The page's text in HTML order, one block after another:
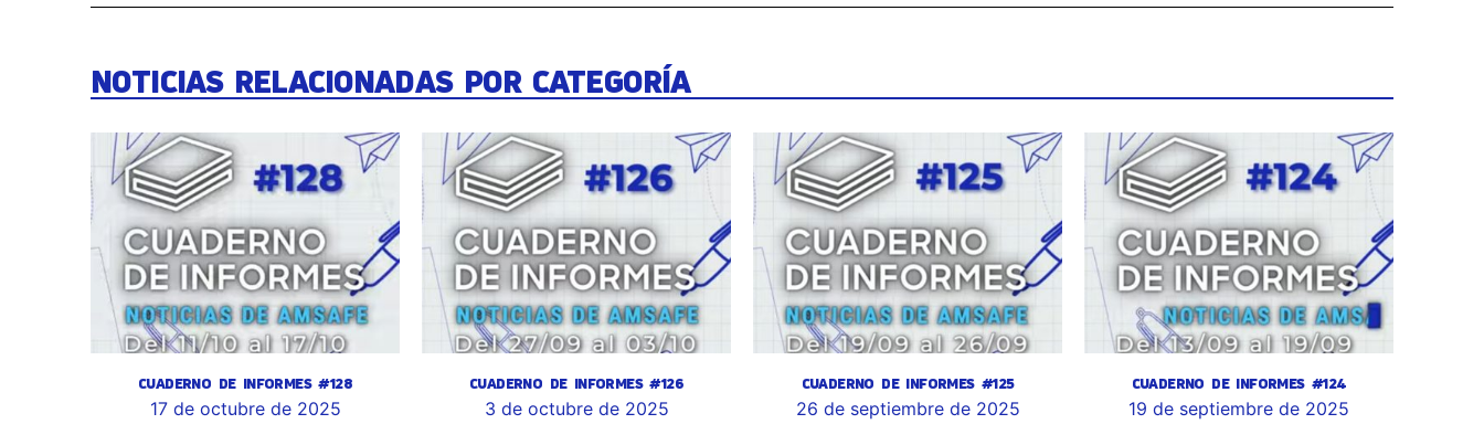
NOTICIAS RELACIONADAS POR CATEGORÍA
CUADERNO DE INFORMES #128
17 de octubre de 2025
CUADERNO DE INFORMES #126
3 de octubre de 2025
CUADERNO DE INFORMES #125
26 de septiembre de 2025
CUADERNO DE INFORMES #124
19 de septiembre de 2025